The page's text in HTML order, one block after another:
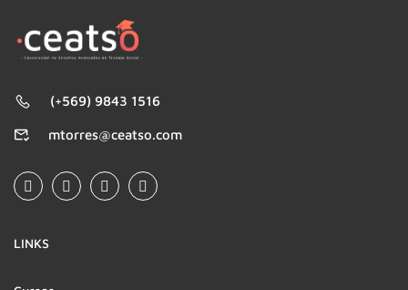
(+569) 9843 1516
mtorres@ceatso.com
LINKS